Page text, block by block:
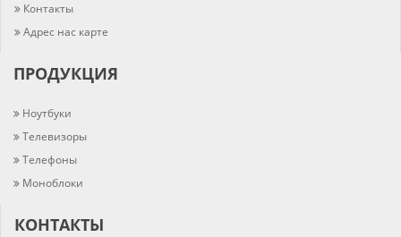
Контакты
Адрес нас карте
ПРОДУКЦИЯ
Ноутбуки
Телевизоры
Телефоны
Моноблоки
КОНТАКТЫ